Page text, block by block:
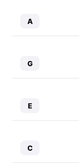
A
G
E
C